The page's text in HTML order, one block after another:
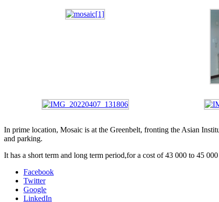
In prime location, Mosaic is at the Greenbelt, fronting the Asian
and parking.
It has a short term and long term period,for a cost of 43 000 to 45
Facebook
Twitter
Google
LinkedIn